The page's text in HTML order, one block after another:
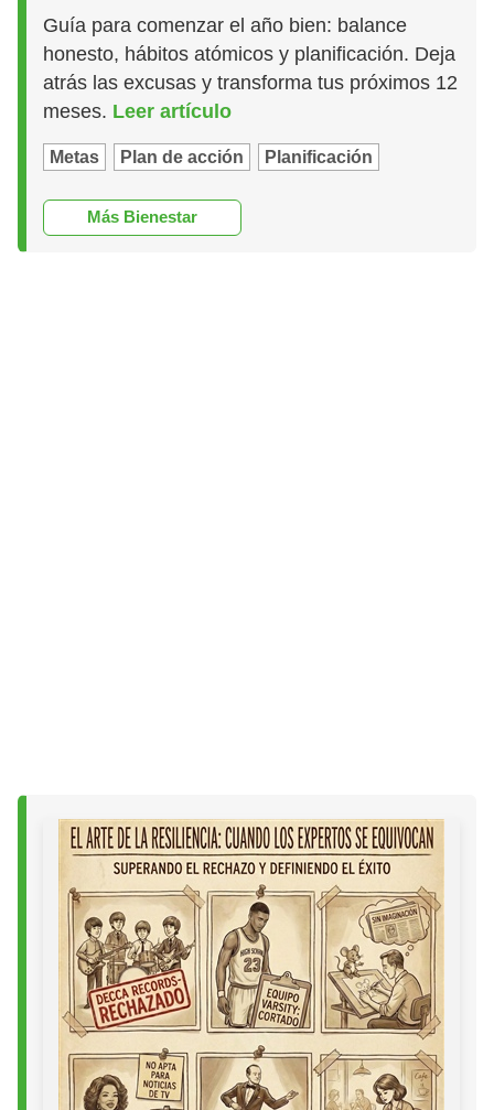
Guía para comenzar el año bien: balance
honesto, hábitos atómicos y planificación. Deja
atrás las excusas y transforma tus próximos 12
meses. Leer artículo
Metas Plan de acción Planificación
Más Bienestar